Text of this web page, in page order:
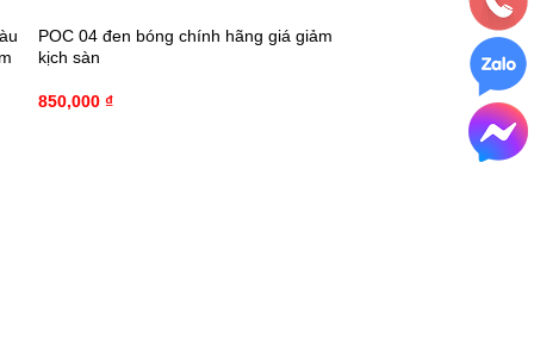
POC 04 đen bóng chính hãng giá giảm
kịch sàn
850,000₫